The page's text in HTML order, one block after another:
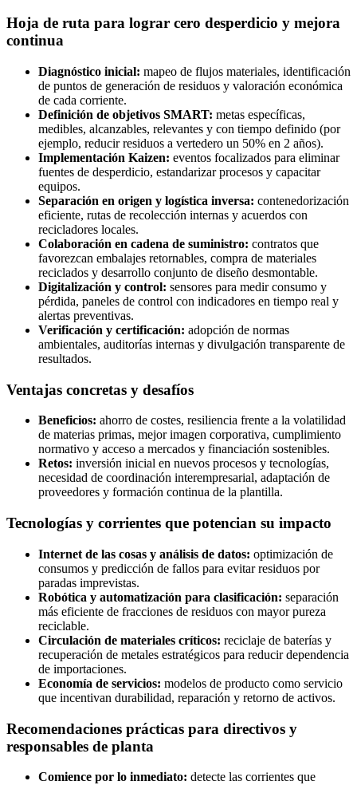
Hoja de ruta para lograr cero desperdicio y mejora
continua
Diagnóstico inicial: mapeo de flujos materiales, identificación
de puntos de generación de residuos y valoración económica
de cada corriente.
Definición de objetivos SMART: metas específicas,
medibles, alcanzables, relevantes y con tiempo definido (por
ejemplo, reducir residuos a vertedero un 50% en 2 años).
Implementación Kaizen: eventos focalizados para eliminar
fuentes de desperdicio, estandarizar procesos y capacitar
equipos.
Separación en origen y logística inversa: contenedorización
eficiente, rutas de recolección internas y acuerdos con
recicladores locales.
Colaboración en cadena de suministro: contratos que
favorezcan embalajes retornables, compra de materiales
reciclados y desarrollo conjunto de diseño desmontable.
Digitalización y control: sensores para medir consumo y
pérdida, paneles de control con indicadores en tiempo real y
alertas preventivas.
Verificación y certificación: adopción de normas
ambientales, auditorías internas y divulgación transparente de
resultados.
Ventajas concretas y desafíos
Beneficios: ahorro de costes, resiliencia frente a la volatilidad
de materias primas, mejor imagen corporativa, cumplimiento
normativo y acceso a mercados y financiación sostenibles.
Retos: inversión inicial en nuevos procesos y tecnologías,
necesidad de coordinación interempresarial, adaptación de
proveedores y formación continua de la plantilla.
Tecnologías y corrientes que potencian su impacto
Internet de las cosas y análisis de datos: optimización de
consumos y predicción de fallos para evitar residuos por
paradas imprevistas.
Robótica y automatización para clasificación: separación
más eficiente de fracciones de residuos con mayor pureza
reciclable.
Circulación de materiales críticos: reciclaje de baterías y
recuperación de metales estratégicos para reducir dependencia
de importaciones.
Economía de servicios: modelos de producto como servicio
que incentivan durabilidad, reparación y retorno de activos.
Recomendaciones prácticas para directivos y
responsables de planta
Comience por lo inmediato: detecte las corrientes que